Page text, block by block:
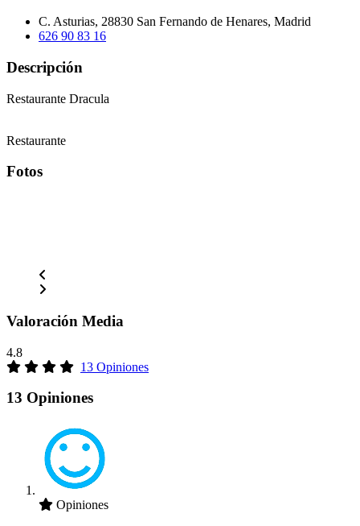
C. Asturias, 28830 San Fernando de Henares, Madrid
626 90 83 16
Descripción
Restaurante Dracula
Restaurante
Fotos
Valoración Media
4.8
13 Opiniones
13 Opiniones
Opiniones